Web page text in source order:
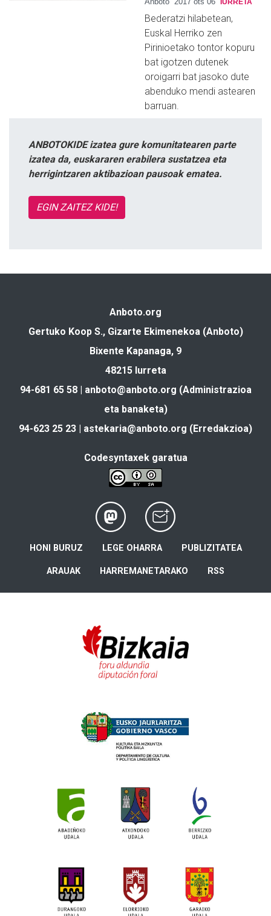
IURRETA
Bederatzi hilabetean,
Euskal Herriko zen
Pirinioetako tontor kopuru
bat igotzen dutenek
oroigarri bat jasoko dute
abenduko mendi astearen
barruan.
ANBOTOKIDE izatea gure komunitatearen parte
izatea da, euskararen erabilera sustatzea eta
herrigintzaren aktibazioan pausoak ematea.
EGIN ZAITEZ KIDE!
Anboto.org
Gertuko Koop S., Gizarte Ekimenekoa (Anboto)
Bixente Kapanaga, 9
48215 Iurreta
94-681 65 58 | anboto@anboto.org (Administrazioa
eta banaketa)
94-623 25 23 | astekaria@anboto.org (Erredakzioa)
Codesyntaxek garatua
HONI BURUZ LEGE OHARRA PUBLIZITATEA
ARAUAK HARREMANETARAKO RSS